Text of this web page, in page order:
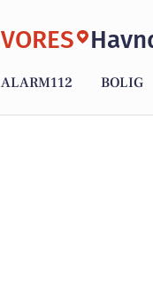
VORES
ALARM112 BOLIG